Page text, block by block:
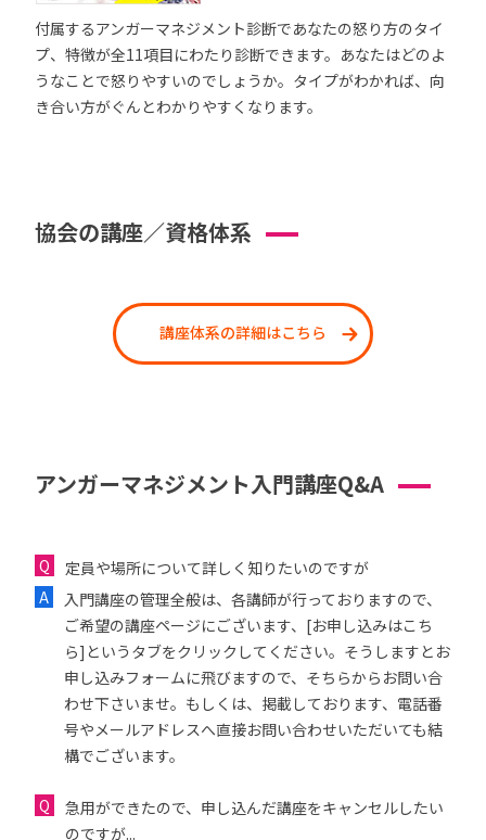
付属するアンガーマネジメント診断であなたの怒り方のタイ
プ、特徴が全11項目にわたり診断できます。あなたはどのよ
うなことで怒りやすいのでしょうか。タイプがわかれば、向
き合い方がぐんとわかりやすくなります。
協会の講座／資格体系
講座体系の詳細はこちら
アンガーマネジメント入門講座Q&A
定員や場所について詳しく知りたいのですが
入門講座の管理全般は、各講師が行っておりますので、
ご希望の講座ページにございます、[お申し込みはこち
ら]というタブをクリックしてください。そうしますとお
申し込みフォームに飛びますので、そちらからお問い合
わせ下さいませ。もしくは、掲載しております、電話番
号やメールアドレスへ直接お問い合わせいただいても結
構でございます。
急用ができたので、申し込んだ講座をキャンセルしたい
のですが...